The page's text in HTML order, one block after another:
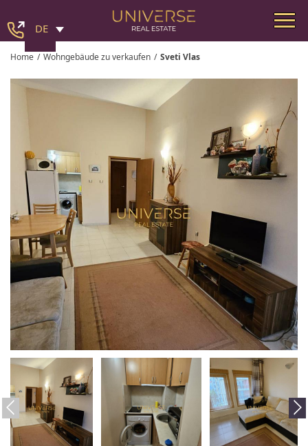
DE
Home / Wohngebäude zu verkaufen / Sveti Vlas